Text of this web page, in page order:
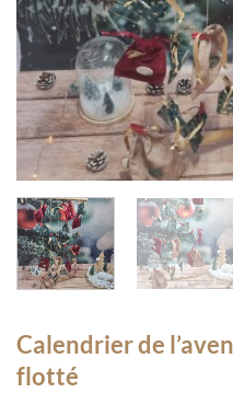
Calendrier de
flotté